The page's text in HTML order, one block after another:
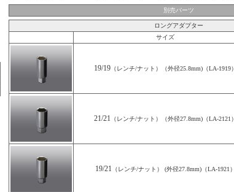
別売パーツ
ロングアダプター
サイズ
19/19（レンチ/ナット）（外径25.8mm)（LA-1919）
21/21 （レンチ/ナット）（外径27.8mm)（LA-2121）
19/21 （レンチ/ナット） (外径27.8mm)（LA-1921）